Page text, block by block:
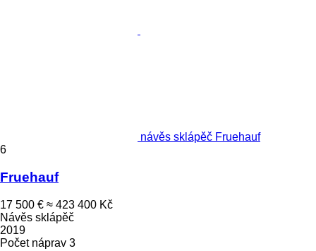
návěs sklápěč Fruehauf
6
Fruehauf
17 500 € ≈ 423 400 Kč
Návěs sklápěč
2019
Počet náprav 3